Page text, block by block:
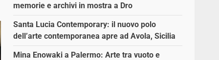
memorie e archivi in mostra a Dro
Santa Lucia Contemporary: il nuovo polo
dell’arte contemporanea apre ad Avola, Sicilia
Mina Enowaki a Palermo: Arte tra vuoto e